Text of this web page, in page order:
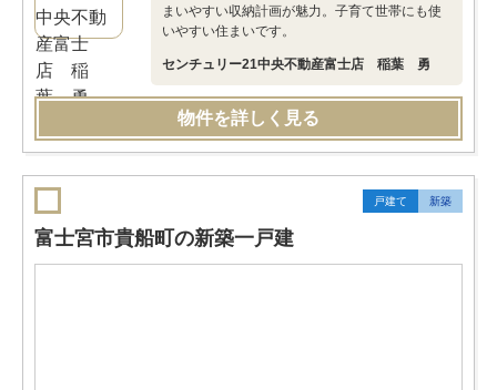
まいやすい収納計画が魅力。子育て世帯にも使
いやすい住まいです。
センチュリー21中央不動産富士店 稲葉 勇
物件を詳しく見る
戸建て 新築
富士宮市貴船町の新築一戸建